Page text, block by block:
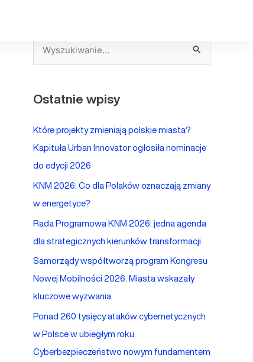
z
k
Ostatnie wpisy
Które projekty zmieniają polskie miasta?
Kapituła Urban Innovator ogłosiła nominacje
do edycji 2026
KNM 2026: Co dla Polaków oznaczają zmiany
w energetyce?
Rada Programowa KNM 2026: jedna agenda
dla strategicznych kierunków transformacji
Samorządy współtworzą program Kongresu
Nowej Mobilności 2026. Miasta wskazały
kluczowe wyzwania
Ponad 260 tysięcy ataków cybernetycznych
w Polsce w ubiegłym roku.
Cyberbezpieczeństwo nowym fundamentem